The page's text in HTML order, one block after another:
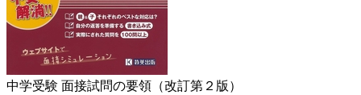
中学受験 面接試問の要領（改訂第２版）